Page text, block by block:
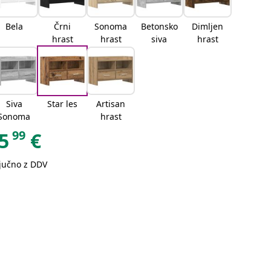
Bela
Črni
hrast
Sonoma
hrast
Betonsko
siva
Dimljen
hrast
Siva
Star les
Artisan
hrast
99 €
z DDV